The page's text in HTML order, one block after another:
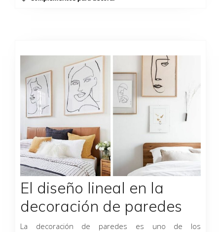
El diseño lineal en la
decoración de paredes
La decoración de paredes es uno de los